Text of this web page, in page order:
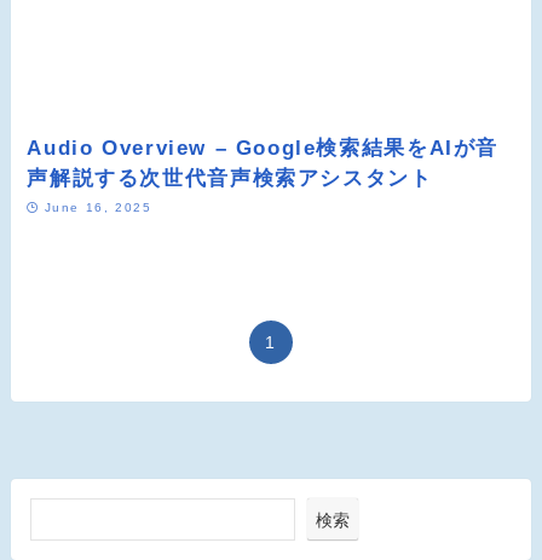
Audio Overview – Google検索結果をAIが音
声解説する次世代音声検索アシスタント
June 16, 2025
1
検索